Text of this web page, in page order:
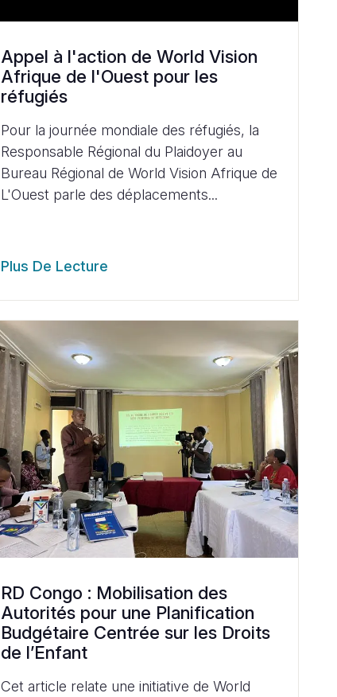
Appel à l'action de World Vision
Afrique de l'Ouest pour les
réfugiés
Pour la journée mondiale des réfugiés, la
Responsable Régional du Plaidoyer au
Bureau Régional de World Vision Afrique de
L'Ouest parle des déplacements...
Plus De Lecture
RD Congo : Mobilisation des
Autorités pour une Planification
Budgétaire Centrée sur les Droits
de l’Enfant
Cet article relate une initiative de World